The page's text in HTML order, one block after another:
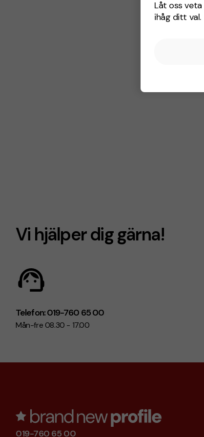
Låt oss
ihåg ditt val.
Vi hjälper dig gärna!
Telefon: 019-760 65 00
Mån-fre 08.30 - 17.00
019-760 65 00